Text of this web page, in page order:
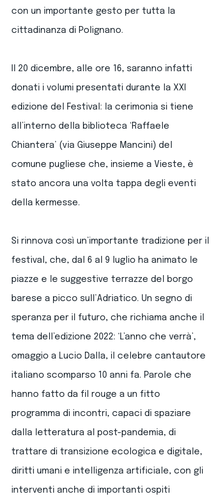
con un importante gesto per tutta la
cittadinanza di Polignano.
Il 20 dicembre, alle ore 16, saranno infatti
donati i volumi presentati durante la XXI
edizione del Festival: la cerimonia si tiene
all’interno della biblioteca ‘Raffaele
Chiantera’ (via Giuseppe Mancini) del
comune pugliese che, insieme a Vieste, è
stato ancora una volta tappa degli eventi
della kermesse.
Si rinnova così un’importante tradizione per il
festival, che, dal 6 al 9 luglio ha animato le
piazze e le suggestive terrazze del borgo
barese a picco sull’Adriatico. Un segno di
speranza per il futuro, che richiama anche il
tema dell’edizione 2022: ‘L’anno che verrà’,
omaggio a Lucio Dalla, il celebre cantautore
italiano scomparso 10 anni fa. Parole che
hanno fatto da fil rouge a un fitto
programma di incontri, capaci di spaziare
dalla letteratura al post-pandemia, di
trattare di transizione ecologica e digitale,
diritti umani e intelligenza artificiale, con gli
interventi anche di importanti ospiti